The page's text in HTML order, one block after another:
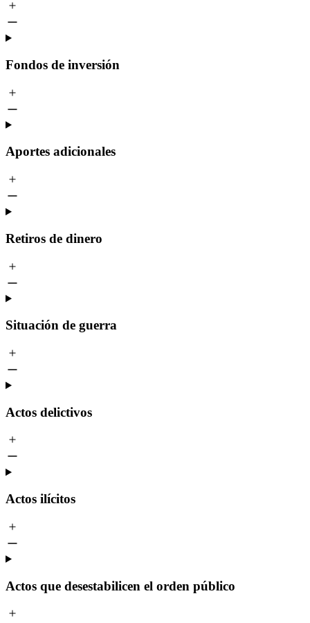
Fondos de inversión
Aportes adicionales
Retiros de dinero
Situación de guerra
Actos delictivos
Actos ilícitos
Actos que desestabilicen el orden público